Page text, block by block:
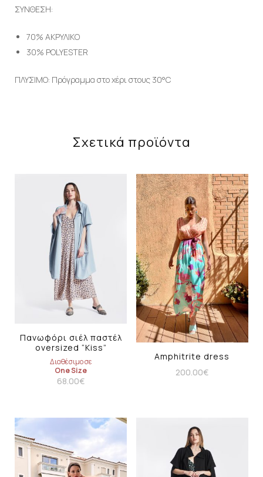
ΣΥΝΘΕΣΗ:
70% ΑΚΡΥΛΙΚΟ
30% POLYESTER
ΠΛΥΣΙΜΟ: Πρόγραμμα στο χέρι στους 30°C
Σχετικά προϊόντα
Πανωφόρι σιέλ παστέλ
oversized “Kiss”
Διαθέσιμο σε
One Size
68.00€
Amphitrite dress
200.00€